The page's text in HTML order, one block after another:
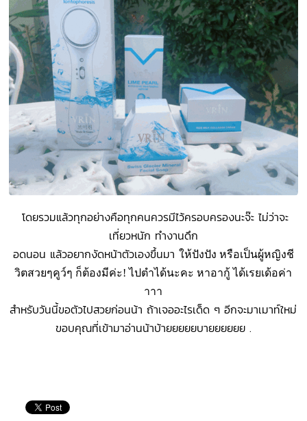
โดยรวมแล้วทุกอย่างคือทุกคนควรมีไว้ครอบครองนะจ๊ะ ไม่ว่าจะ
เที่ยวหนัก ทำงานดึก
อดนอน แล้วอยากงัดหน้าตัวเองขึ้นมา ให้ปังปัง หรือเป็นผู้หญิงชี
วิตสวยๆคูว์ๆ ก็ต้องมีค่ะ! ไปตำได้นะคะ หาอากู้ ได้เรยเด้อค่า
าาา
สำหรับวันนี้ขอตัวไปสวยก่อนน้า ถ้าเจออะไรเด็ด ๆ อีกจะมาเมาท์ใหม่
ขอบคุณที่เข้ามาอ่านน้าบ้ายยยยยบายยยยยย .